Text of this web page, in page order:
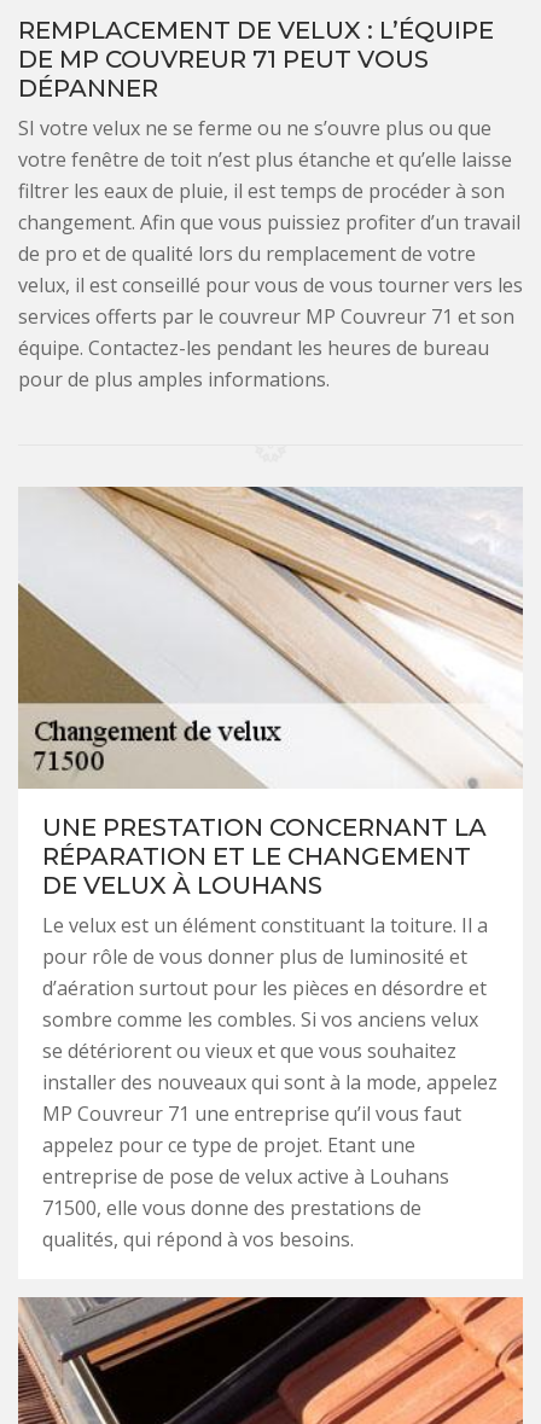
REMPLACEMENT DE VELUX : L’ÉQUIPE
DE MP COUVREUR 71 PEUT VOUS
DÉPANNER
SI votre velux ne se ferme ou ne s’ouvre plus ou que
votre fenêtre de toit n’est plus étanche et qu’elle laisse
filtrer les eaux de pluie, il est temps de procéder à son
changement. Afin que vous puissiez profiter d’un travail
de pro et de qualité lors du remplacement de votre
velux, il est conseillé pour vous de vous tourner vers les
services offerts par le couvreur MP Couvreur 71 et son
équipe. Contactez-les pendant les heures de bureau
pour de plus amples informations.
UNE PRESTATION CONCERNANT LA
RÉPARATION ET LE CHANGEMENT
DE VELUX À LOUHANS
Le velux est un élément constituant la toiture. Il a
pour rôle de vous donner plus de luminosité et
d’aération surtout pour les pièces en désordre et
sombre comme les combles. Si vos anciens velux
se détériorent ou vieux et que vous souhaitez
installer des nouveaux qui sont à la mode, appelez
MP Couvreur 71 une entreprise qu’il vous faut
appelez pour ce type de projet. Etant une
entreprise de pose de velux active à Louhans
71500, elle vous donne des prestations de
qualités, qui répond à vos besoins.